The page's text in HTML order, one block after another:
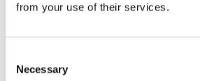
from your use of their services.
Selection
Necessary